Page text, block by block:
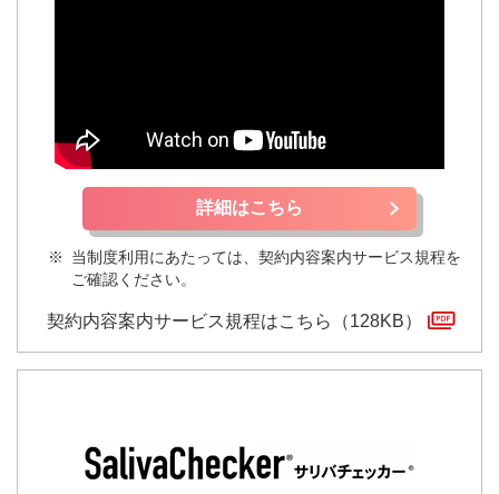
詳細はこちら
※
当制度利用にあたっては、契約内容案内サービス規程を
ご確認ください。
契約内容案内サービス規程はこちら（128KB）